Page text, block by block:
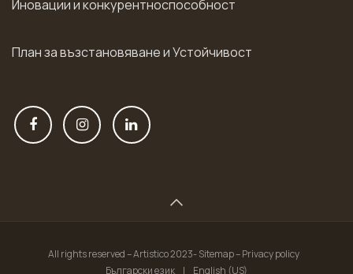
Иновации и конкурентноспособност
План за възстановяване и Устойчивост
All rights reserved – Artistico 2023- Sitemap – Privacy policy
Български език
| English (US)